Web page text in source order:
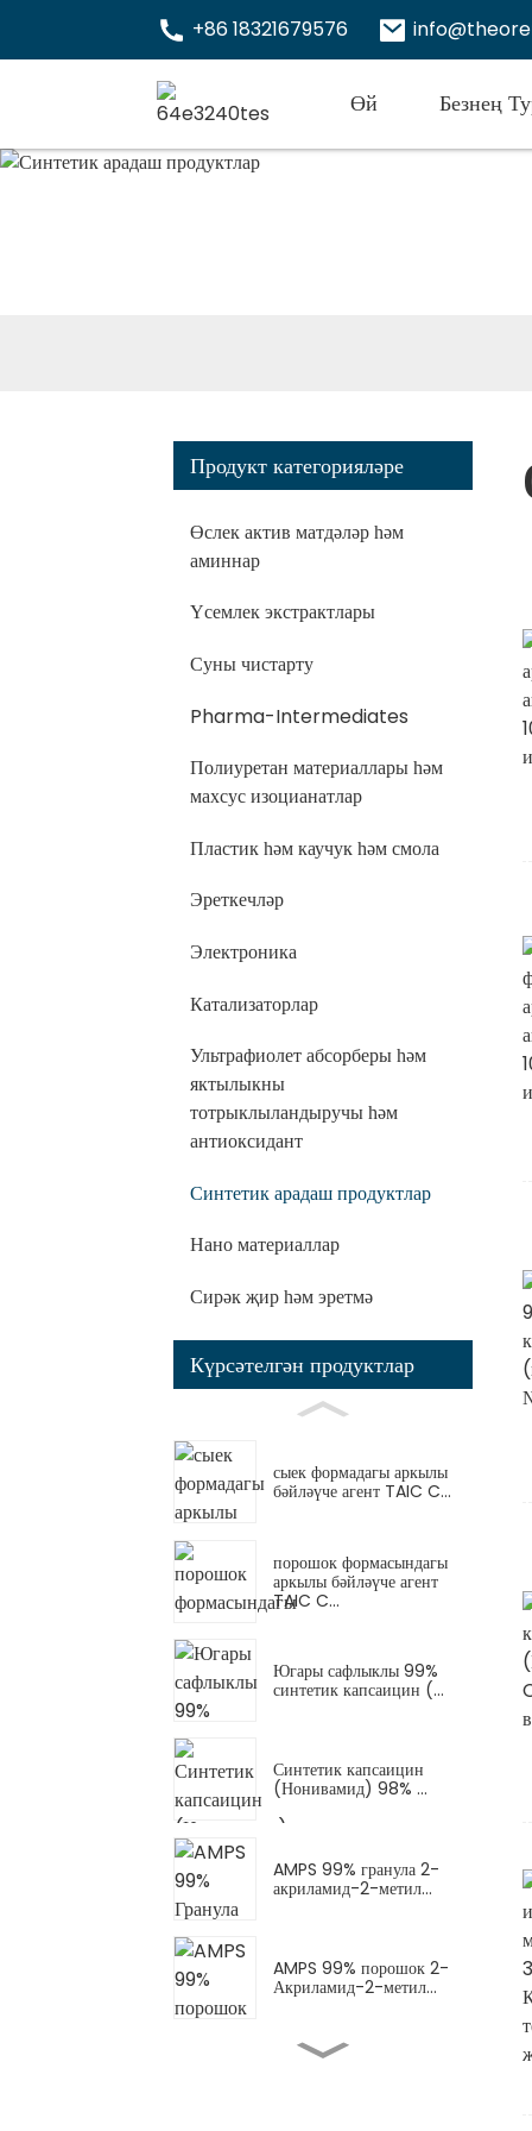
+86 18321679576
Өй Безнең
Продукт категорияләре
Өслек актив матдәләр һәм
аминнар
Үсемлек экстрактлары
Суны чистарту
Pharma-Intermediates
Полиуретан материаллары һәм
махсус изоцианатлар
Пластик һәм каучук һәм смола
Эреткечләр
Электроника
Катализаторлар
Ультрафиолет абсорберы һәм
яктылыкны
тотрыклыландыручы һәм
антиоксидант
Синтетик арадаш продуктлар
Нано материаллар
Сирәк җир һәм эретмә
Күрсәтелгән продуктлар
сыек формадагы аркылы
бәйләүче агент TAIC C...
порошок формасындагы
аркылы бәйләүче агент
TAIC C...
Югары сафлыклы 99%
синтетик капсаицин (...
Синтетик капсаицин
(Нонивамид) 98% ...
AMPS 99% гранула 2-
акриламид-2-метил...
AMPS 99% порошок 2-
Акриламид-2-метил...
AMPS-Na порошогы